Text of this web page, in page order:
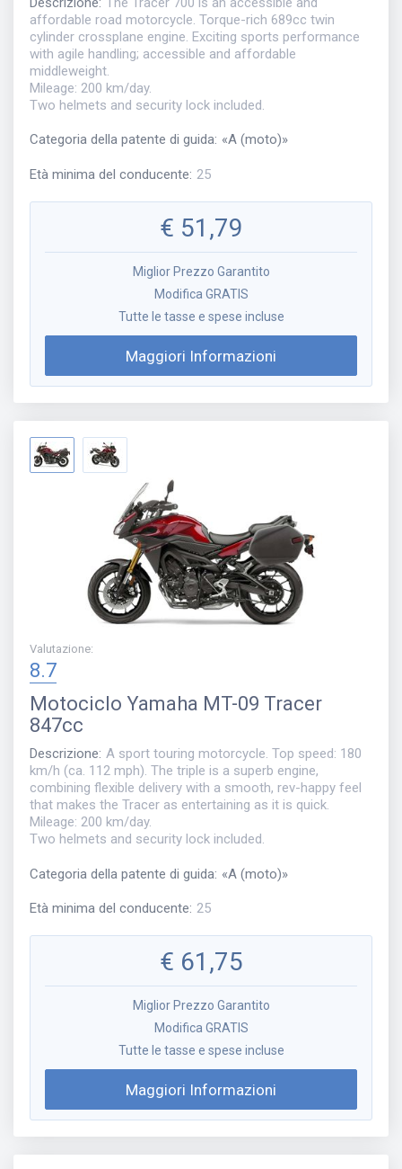
affordable road motorcycle. Torque-rich 689cc twin
cylinder crossplane engine. Exciting sports performance
with agile handling; accessible and affordable
middleweight.
Mileage: 200 km/day.
Two helmets and security lock included.
Categoria della patente di guida: «A (moto)»
Età minima del conducente: 25
€ 51,79
Miglior Prezzo Garantito
Modifica GRATIS
Tutte le tasse e spese incluse
Maggiori Informazioni
Valutazione:
8.7
Motociclo Yamaha MT-09 Tracer
847cc
Descrizione: A sport touring motorcycle. Top speed‎: ‎180
km/h (ca. 112 mph). The triple is a superb engine,
combining flexible delivery with a smooth, rev-happy feel
that makes the Tracer as entertaining as it is quick.
Mileage: 200 km/day.
Two helmets and security lock included.
Categoria della patente di guida: «A (moto)»
Età minima del conducente: 25
€ 61,75
Miglior Prezzo Garantito
Modifica GRATIS
Tutte le tasse e spese incluse
Maggiori Informazioni